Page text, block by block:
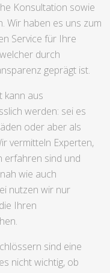
Konsultation sowie
Wir haben es uns zum
Service für Ihre
durch
geprägt ist.
kann aus
werden: sei es
oder aber als
vermitteln Experten,
erfahren sind und
wie auch
nutzen wir nur
Ihren
sind eine
nicht wichtig, ob